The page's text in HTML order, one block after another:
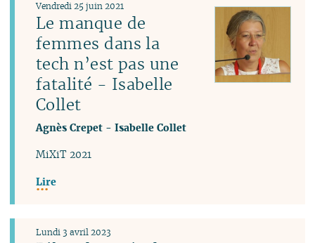
Le manque de
femmes dans la
tech n’est pas une
fatalité - Isabelle
Collet
Vendredi 25 juin 2021
Agnès Crepet -Isabelle Collet
MiXiT 2021
Lire
Lundi 3 avril 2023